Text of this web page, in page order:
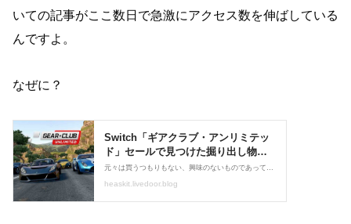
いての記事がここ数日で急激にアクセス数を伸ばしている
んですよ。
なぜに？